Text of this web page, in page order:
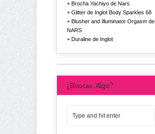
Brocha Yachiyo de Nars
Glitter de Inglot Body Sparkles 68
Blusher and Illuminator Orgasm de
NARS
Duraline de Inglot
¿Buscas Algo?